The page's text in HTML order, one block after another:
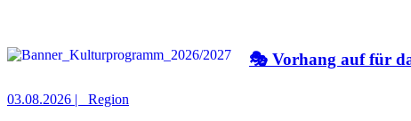
🎭 Vorhang auf für
03.08.2026 |
Region